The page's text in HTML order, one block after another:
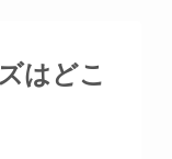
はどこ